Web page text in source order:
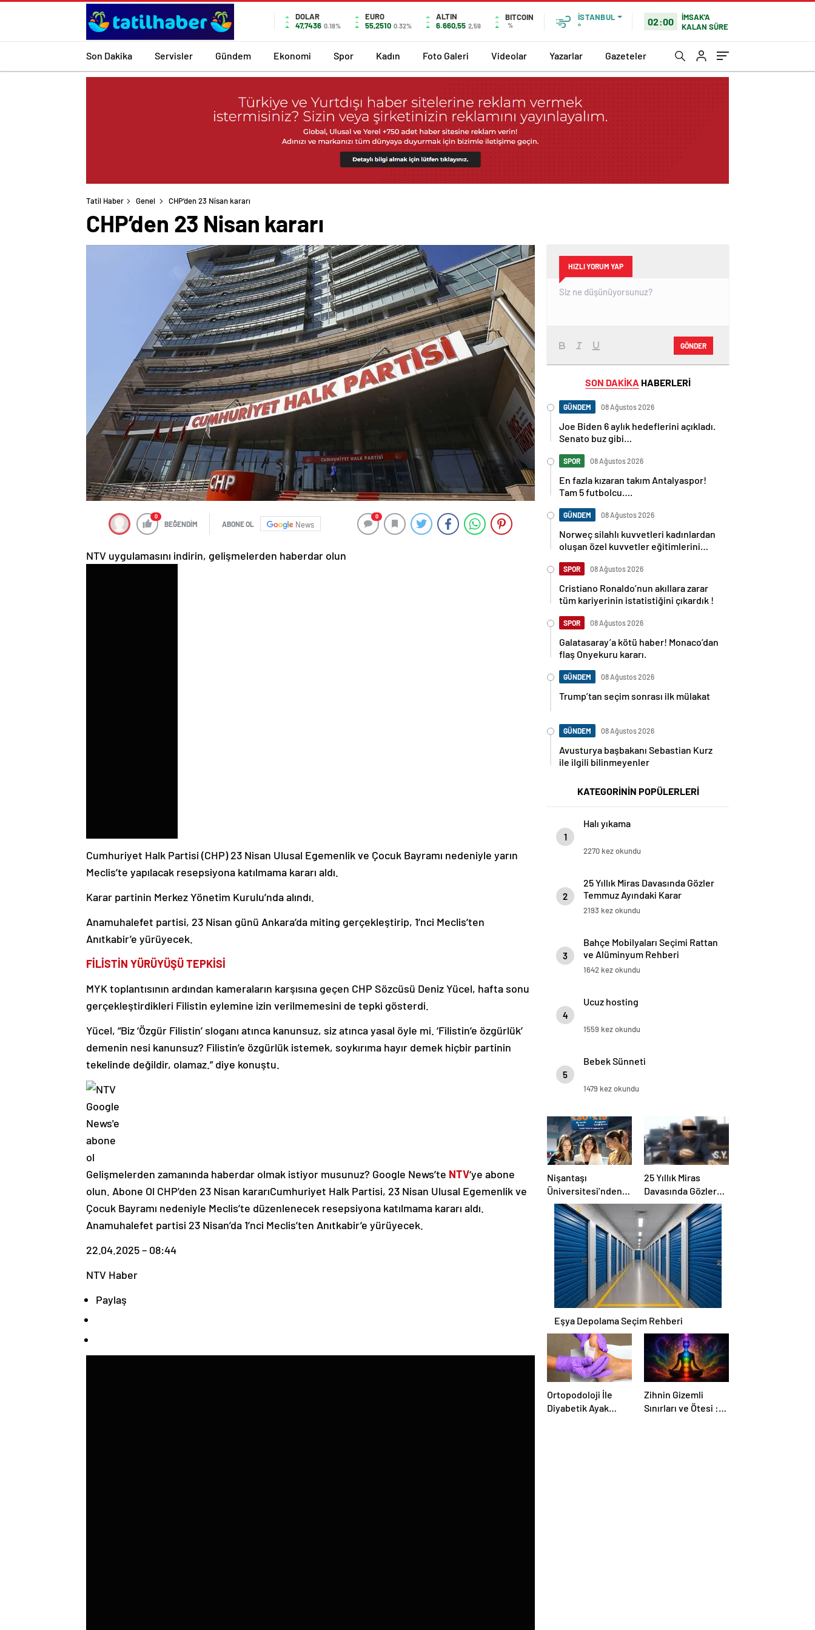
DOLAR
47,7436 0.18%
EURO
55,2510 0.32%
ALTIN
6.660,55 2,59
BITCOIN
%
İSTANBUL
°
02:00
İMSAK'A
KALAN SÜRE
Son Dakika Servisler Gündem Ekonomi Spor Kadın Foto Galeri Videolar Yazarlar Gazeteler
Tatil Haber Genel CHP’den 23 Nisan kararı
CHP’den 23 Nisan kararı
0
BEĞENDİM ABONE OL News
0
NTV uygulamasını indirin, gelişmelerden haberdar olun
Cumhuriyet Halk Partisi (CHP) 23 Nisan Ulusal Egemenlik ve Çocuk Bayramı nedeniyle yarın
Meclis’te yapılacak resepsiyona katılmama kararı aldı.
Karar partinin Merkez Yönetim Kurulu’nda alındı.
Anamuhalefet partisi, 23 Nisan günü Ankara’da miting gerçekleştirip, 1’nci Meclis’ten
Anıtkabir’e yürüyecek.
FİLİSTİN YÜRÜYÜŞÜ TEPKİSİ
MYK toplantısının ardından kameraların karşısına geçen CHP Sözcüsü Deniz Yücel, hafta sonu
gerçekleştirdikleri Filistin eylemine izin verilmemesini de tepki gösterdi.
Yücel, “Biz ‘Özgür Filistin’ sloganı atınca kanunsuz, siz atınca yasal öyle mi. ‘Filistin’e özgürlük’
demenin nesi kanunsuz? Filistin’e özgürlük istemek, soykırıma hayır demek hiçbir partinin
tekelinde değildir, olamaz.” diye konuştu.
Gelişmelerden zamanında haberdar olmak istiyor musunuz? Google News’te NTV‘ye abone
olun. Abone Ol CHP’den 23 Nisan kararıCumhuriyet Halk Partisi, 23 Nisan Ulusal Egemenlik ve
Çocuk Bayramı nedeniyle Meclis’te düzenlenecek resepsiyona katılmama kararı aldı.
Anamuhalefet partisi 23 Nisan’da 1’nci Meclis’ten Anıtkabir’e yürüyecek.
22.04.2025 – 08:44
NTV Haber
Paylaş
HIZLI YORUM YAP
GÖNDER
SON DAKİKA HABERLERİ
GÜNDEM 08 Ağustos 2026
Joe Biden 6 aylık hedeflerini açıkladı.
Senato buz gibi…
SPOR 08 Ağustos 2026
En fazla kızaran takım Antalyaspor!
Tam 5 futbolcu….
GÜNDEM 08 Ağustos 2026
Norweç silahlı kuvvetleri kadınlardan
oluşan özel kuvvetler eğitimlerini
SPOR 08 Ağustos 2026
Cristiano Ronaldo’nun akıllara zarar
tüm kariyerinin istatistiğini çıkardık !
SPOR 08 Ağustos 2026
Galatasaray’a kötü haber! Monaco’dan
flaş Onyekuru kararı.
GÜNDEM 08 Ağustos 2026
Trump’tan seçim sonrası ilk mülakat
GÜNDEM 08 Ağustos 2026
Avusturya başbakanı Sebastian Kurz
ile ilgili bilinmeyenler
KATEGORİNİN POPÜLERLERİ
1
Halı yıkama
2270 kez okundu
2
25 Yıllık Miras Davasında Gözler
Temmuz Ayındaki Karar
Duruşmasına Çevrildi
2193 kez okundu
3
Bahçe Mobilyaları Seçimi Rattan
ve Alüminyum Rehberi
1642 kez okundu
4
Ucuz hosting
1559 kez okundu
5
Bebek Sünneti
1479 kez okundu
Nişantaşı
Üniversitesi’nden
2026 YKS
Adaylarına Çifte
Güvence: Sabit
Ücret ve Kesintisiz
Burs
25 Yıllık Miras
Davasında Gözler
Temmuz Ayındaki
Karar Duruşmasına
Çevrildi
Eşya Depolama Seçim Rehberi
Ortopodoloji İle
Diyabetik Ayak
Zihnin Gizemli
Sınırları ve Ötesi :